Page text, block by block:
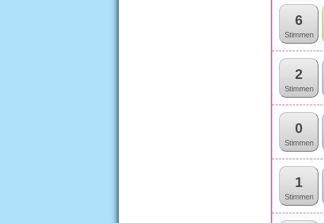
6
Stimmen
2
Stimmen
0
Stimmen
1
Stimmen